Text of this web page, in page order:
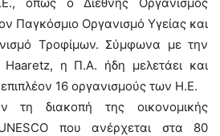
Παγκόσμιο Οργανισμό Υγείας και
Τροφίμων. Σύμφωνα με την
Haaretz, η Π.Α. ήδη μελετάει και
επιπλέον 16 οργανισμούς των Η.Ε.
τη διακοπή της οικονομικής
που ανέρχεται στα 80